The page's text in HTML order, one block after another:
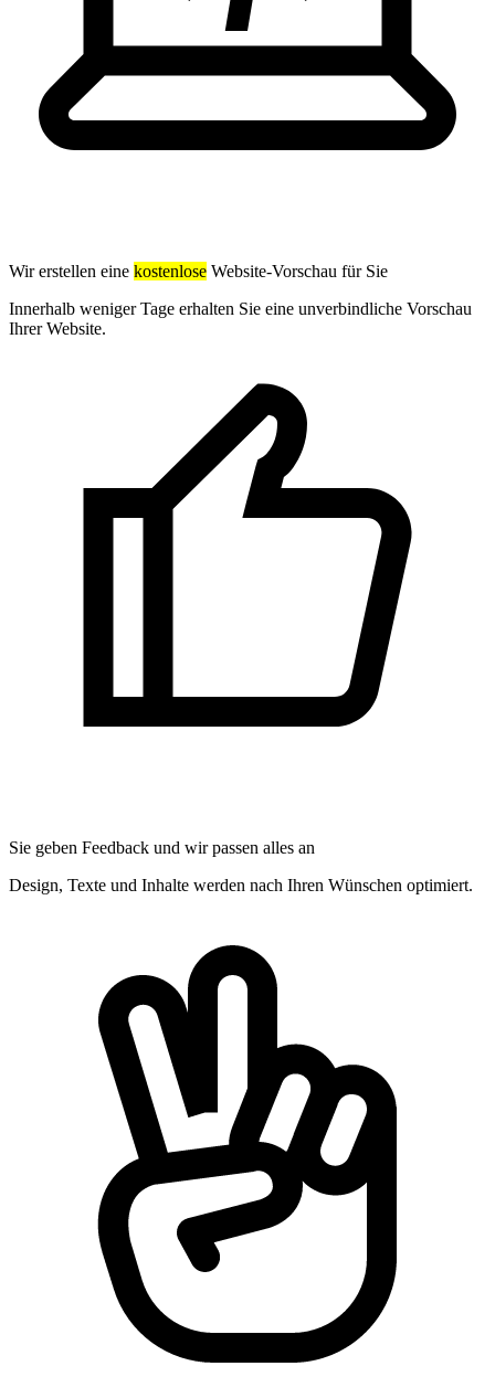
Wir erstellen eine kostenlose Website-Vorschau für Sie
Innerhalb weniger Tage erhalten Sie eine unverbindliche Vorschau
Ihrer Website.
Sie geben Feedback und wir passen alles an
Design, Texte und Inhalte werden nach Ihren Wünschen optimiert.